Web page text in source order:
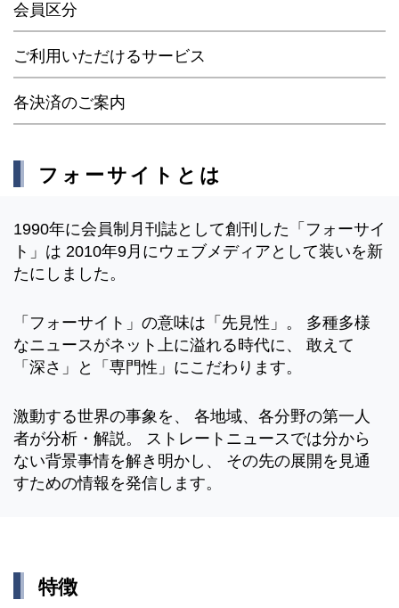
会員区分
ご利用いただけるサービス
各決済のご案内
フォーサイトとは
1990年に会員制月刊誌として創刊した「フォーサイ
ト」は 2010年9月にウェブメディアとして装いを新
たにしました。
「フォーサイト」の意味は「先見性」。 多種多様
なニュースがネット上に溢れる時代に、 敢えて
「深さ」と「専門性」にこだわります。
激動する世界の事象を、 各地域、各分野の第一人
者が分析・解説。 ストレートニュースでは分から
ない背景事情を解き明かし、 その先の展開を見通
すための情報を発信します。
特徴